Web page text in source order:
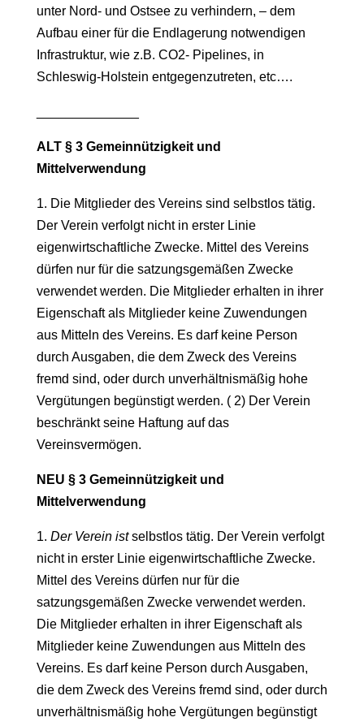
unter Nord- und Ostsee zu verhindern, – dem
Aufbau einer für die Endlagerung notwendigen
Infrastruktur, wie z.B. CO2- Pipelines, in
Schleswig-Holstein entgegenzutreten, etc….
ALT § 3 Gemeinnützigkeit und
Mittelverwendung
1. Die Mitglieder des Vereins sind selbstlos tätig.
Der Verein verfolgt nicht in erster Linie
eigenwirtschaftliche Zwecke. Mittel des Vereins
dürfen nur für die satzungsgemäßen Zwecke
verwendet werden. Die Mitglieder erhalten in ihrer
Eigenschaft als Mitglieder keine Zuwendungen
aus Mitteln des Vereins. Es darf keine Person
durch Ausgaben, die dem Zweck des Vereins
fremd sind, oder durch unverhältnismäßig hohe
Vergütungen begünstigt werden. ( 2) Der Verein
beschränkt seine Haftung auf das
Vereinsvermögen.
NEU § 3 Gemeinnützigkeit und
Mittelverwendung
1. Der Verein istselbstlos tätig. Der Verein verfolgt
nicht in erster Linie eigenwirtschaftliche Zwecke.
Mittel des Vereins dürfen nur für die
satzungsgemäßen Zwecke verwendet werden.
Die Mitglieder erhalten in ihrer Eigenschaft als
Mitglieder keine Zuwendungen aus Mitteln des
Vereins. Es darf keine Person durch Ausgaben,
die dem Zweck des Vereins fremd sind, oder durch
unverhältnismäßig hohe Vergütungen begünstigt